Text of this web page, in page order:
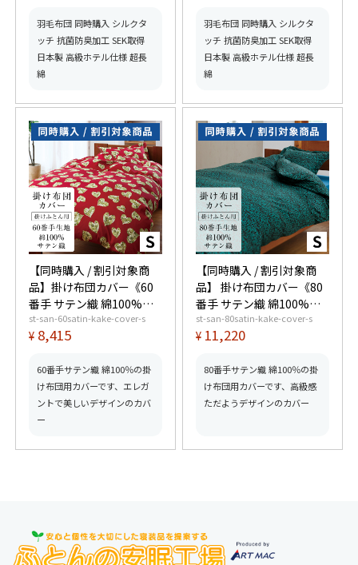
羽毛布団 同時購入 シルクタ
ッチ 抗菌防臭加工 SEK取得
日本製 高級ホテル仕様 超長
綿
羽毛布団 同時購入 シルクタ
ッチ 抗菌防臭加工 SEK取得
日本製 高級ホテル仕様 超長
綿
【同時購入 / 割引対象商
品】掛け布団カバー《60
番手 サテン織 綿100%》
シングル
st-san-60satin-kake-cover-s
¥ 8,415
60番手サテン織 綿100％の掛
け布団用カバーです、エレガ
ントで美しいデザインのカバ
ー
【同時購入 / 割引対象商
品】 掛け布団カバー《80
番手 サテン織 綿100%》
シングル
st-san-80satin-kake-cover-s
¥ 11,220
80番手サテン織 綿100％の掛
け布団用カバーです、高級感
ただようデザインのカバー